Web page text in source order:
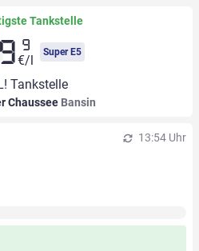
Tankstelle
9
€/l
Super E5
Tankstelle
Chaussee Bansin
13:54 Uhr